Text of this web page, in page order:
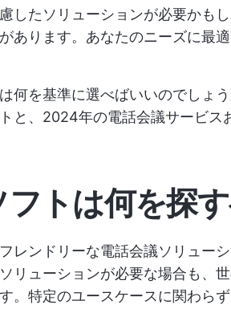
したソリューションが必要かも
あります。あなたのニーズに最
何を基準に選べばいいのでしょ
と、2024年の電話会議サービス
フトは何を探
レンドリーな電話会議ソリュー
リューションが必要な場合も、
。特定のユースケースに関わら